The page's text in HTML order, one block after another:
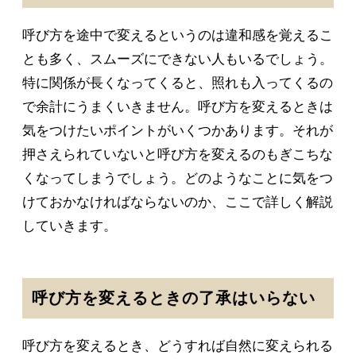
呼び方を途中で変えるというのは違和感を覚えるこ
とも多く、スムーズにできない人もいるでしょう。
特に関係が長くなってくると、照れも入ってくるの
で余計にうまくいきません。呼び方を変えるときは
気をつけたいポイントがいくつかあります。それが
押さえられていないと呼び方を変えるのもぎこちな
くなってしまうでしょう。どのようなことに気をつ
けておかなければならないのか、ここで詳しく解説
していきます。
呼び方を変えるときの了承はいらない
呼び方を変えるとき、どうすれば自然に変えられる